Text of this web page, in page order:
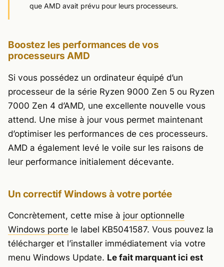
que AMD avait prévu pour leurs processeurs.
Boostez les performances de vos
processeurs AMD
Si vous possédez un ordinateur équipé d’un
processeur de la série Ryzen 9000 Zen 5 ou Ryzen
7000 Zen 4 d’AMD, une excellente nouvelle vous
attend. Une mise à jour vous permet maintenant
d’optimiser les performances de ces processeurs.
AMD a également levé le voile sur les raisons de
leur performance initialement décevante.
Un correctif Windows à votre portée
Concrètement, cette mise à jour optionnelle
Windows porte le label KB5041587. Vous pouvez la
télécharger et l’installer immédiatement via votre
menu Windows Update. Le fait marquant ici est